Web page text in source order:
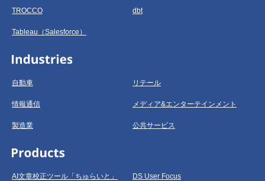
TROCCO dbt
Tableau（Salesforce）
自動車 リテール
情報通信 メディア&エンターテインメント
製造業 公共サービス
AI文章校正ツール「ちゅらいと」 DS User Focus